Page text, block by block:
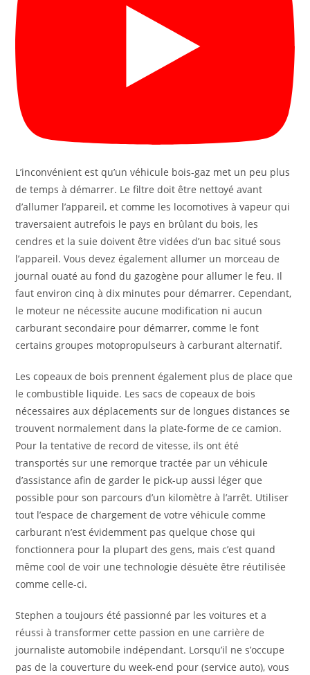
L’inconvénient est qu’un véhicule bois-gaz met un peu plus
de temps à démarrer. Le filtre doit être nettoyé avant
d’allumer l’appareil, et comme les locomotives à vapeur qui
traversaient autrefois le pays en brûlant du bois, les
cendres et la suie doivent être vidées d’un bac situé sous
l’appareil. Vous devez également allumer un morceau de
journal ouaté au fond du gazogène pour allumer le feu. Il
faut environ cinq à dix minutes pour démarrer. Cependant,
le moteur ne nécessite aucune modification ni aucun
carburant secondaire pour démarrer, comme le font
certains groupes motopropulseurs à carburant alternatif.
Les copeaux de bois prennent également plus de place que
le combustible liquide. Les sacs de copeaux de bois
nécessaires aux déplacements sur de longues distances se
trouvent normalement dans la plate-forme de ce camion.
Pour la tentative de record de vitesse, ils ont été
transportés sur une remorque tractée par un véhicule
d’assistance afin de garder le pick-up aussi léger que
possible pour son parcours d’un kilomètre à l’arrêt. Utiliser
tout l’espace de chargement de votre véhicule comme
carburant n’est évidemment pas quelque chose qui
fonctionnera pour la plupart des gens, mais c’est quand
même cool de voir une technologie désuète être réutilisée
comme celle-ci.
Stephen a toujours été passionné par les voitures et a
réussi à transformer cette passion en une carrière de
journaliste automobile indépendant. Lorsqu’il ne s’occupe
pas de la couverture du week-end pour (service auto), vous